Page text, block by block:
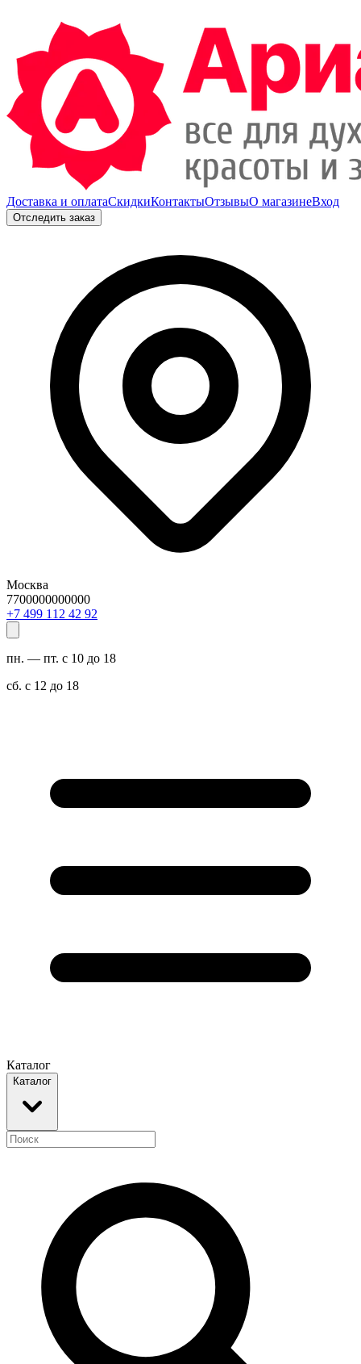
Доставка и оплатаСкидкиКонтактыОтзывыО магазинеВход
Отследить заказ
Москва
7700000000000
29 24 211 994 7+
пн. — пт. с 10 до 18
сб. с 12 до 18
Каталог
Каталог